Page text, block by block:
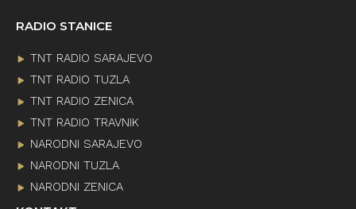
RADIO STANICE
TNT RADIO SARAJEVO
TNT RADIO TUZLA
TNT RADIO ZENICA
TNT RADIO TRAVNIK
NARODNI SARAJEVO
NARODNI TUZLA
NARODNI ZENICA